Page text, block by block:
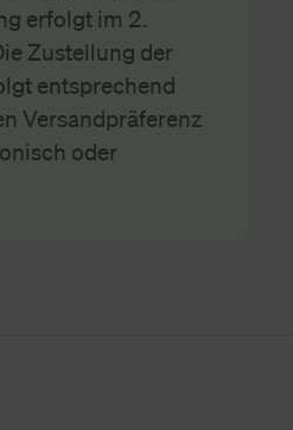
erfolgt im 2.
Zustellung der
entsprechend
Versandpräferenz
oder